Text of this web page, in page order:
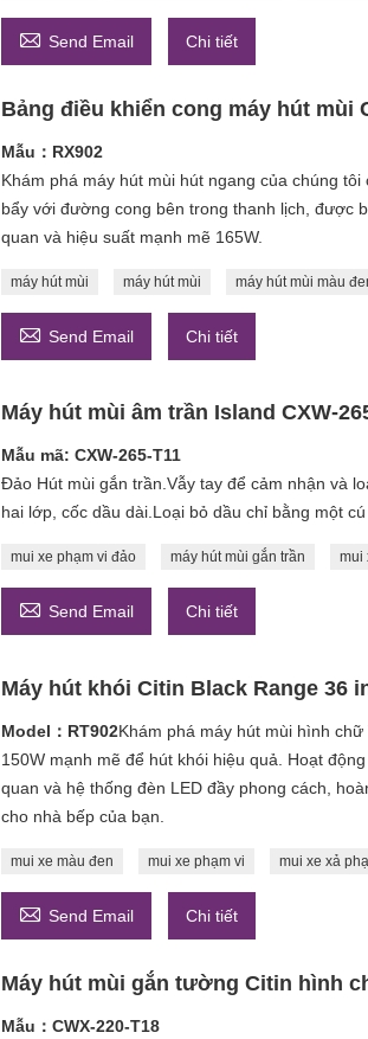
 Send Email Chi tiết
Bảng điều khiển cong máy hút mùi
Mẫu：RX902
Khám phá máy hút mùi hút ngang của chúng
bẩy với đường cong bên trong thanh lịch, được
quan và hiệu suất mạnh mẽ 165W.
máy hút mùi máy hút mùi máy hút mùi màu
 Send Email Chi tiết
Máy hút mùi âm trần Island CXW-
Mẫu mã: CXW-265-T11
Đảo Hút mùi gắn trần.Vẫy tay để cảm nhận và
hai lớp, cốc dầu dài.Loại bỏ dầu chỉ bằng một
mui xe phạm vi đảo máy hút mùi gắn trần mui
 Send Email Chi tiết
Máy hút khói Citin Black Range 36
Model：RT902Khám phá máy hút mùi hình
150W mạnh mẽ để hút khói hiệu quả. Hoạt
quan và hệ thống đèn LED đầy phong cách,
cho nhà bếp của bạn.
mui xe màu đen mui xe phạm vi mui xe xả
 Send Email Chi tiết
Máy hút mùi gắn tường Citin hình
Mẫu：CWX-220-T18